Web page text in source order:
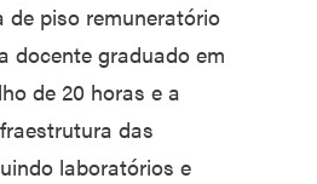
de piso remuneratório
docente graduado em
de 20 horas e a
das
laboratórios e